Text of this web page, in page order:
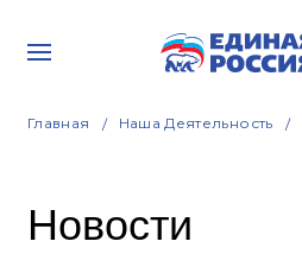
Главная Наша Деятельность
Новости